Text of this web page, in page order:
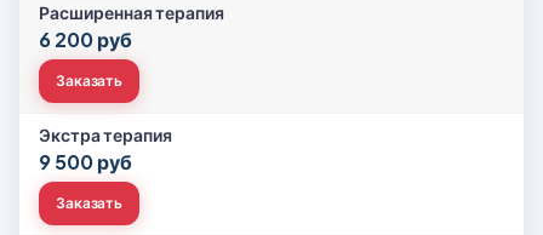
Расширенная терапия
6 200 руб
Заказать
Экстра терапия
9 500 руб
Заказать